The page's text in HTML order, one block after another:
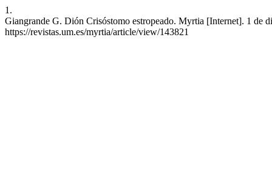
1.
Giangrande G. Dión Crisóstomo estropeado. Myrtia [Internet]. 1 de
https://revistas.um.es/myrtia/article/view/143821